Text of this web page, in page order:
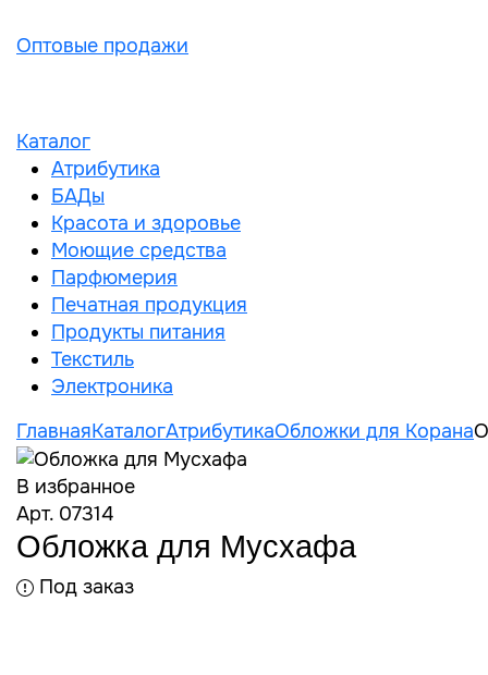
Оптовые продажи
Каталог
Атрибутика
БАДы
Красота и здоровье
Моющие средства
Парфюмерия
Печатная продукция
Продукты питания
Текстиль
Электроника
ГлавнаяКаталогАтрибутикаОбложки для Корана
В избранное
Арт. 07314
Обложка для Мусхафа
Под заказ